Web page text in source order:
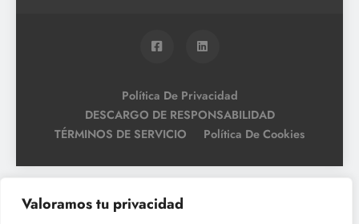
Valoramos tu privacidad
Política De Privacidad
DESCARGO DE RESPONSABILIDAD
TÉRMINOS DE SERVICIO
Política De Cookies